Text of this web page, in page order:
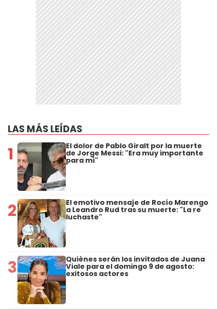
LAS MÁS LEÍDAS
1 El dolor de Pablo Giralt por la muerte
de Jorge Messi: "Era muy importante
para mí"
2 El emotivo mensaje de Rocío Marengo
a Leandro Rud tras su muerte: "La re
luchaste"
3 Quiénes serán los invitados de Juana
Viale para el domingo 9 de agosto:
exitosos actores